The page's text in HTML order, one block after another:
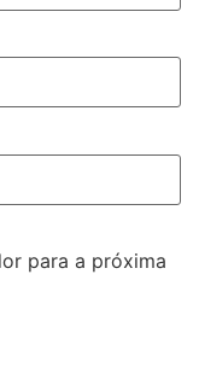
para a próxima